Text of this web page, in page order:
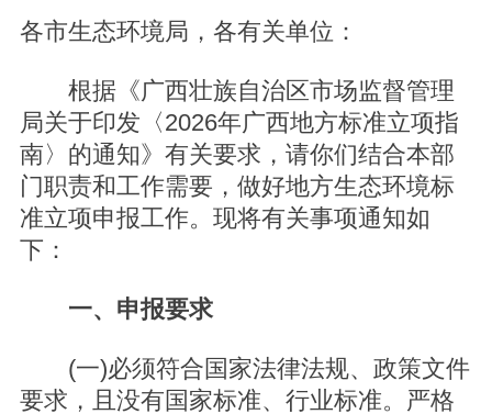
各市生态环境局，各有关单位：
根据《广西壮族自治区市场监督管理
局关于印发〈2026年广西地方标准立项指
南〉的通知》有关要求，请你们结合本部
门职责和工作需要，做好地方生态环境标
准立项申报工作。现将有关事项通知如
下：
一、申报要求
(一)必须符合国家法律法规、政策文件
要求，且没有国家标准、行业标准。严格